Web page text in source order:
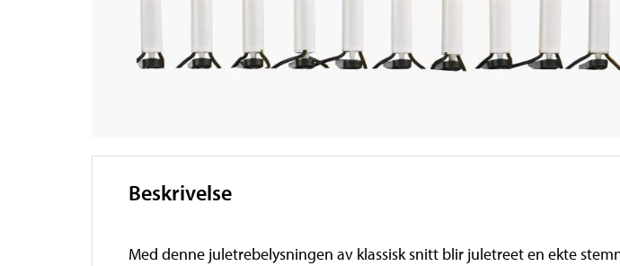
Beskrivelse
Med denne juletrebelysningen av klassisk snitt blir juletreet en ekte